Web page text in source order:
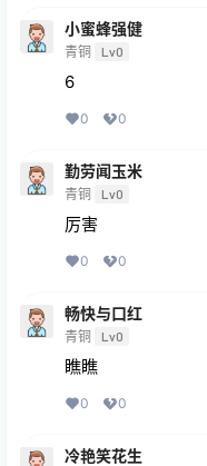
小蜜蜂强健
青铜 Lv0
6
0 0
勤劳闻玉米
青铜 Lv0
厉害
0 0
畅快与口红
青铜 Lv0
瞧瞧
0 0
冷艳笑花生